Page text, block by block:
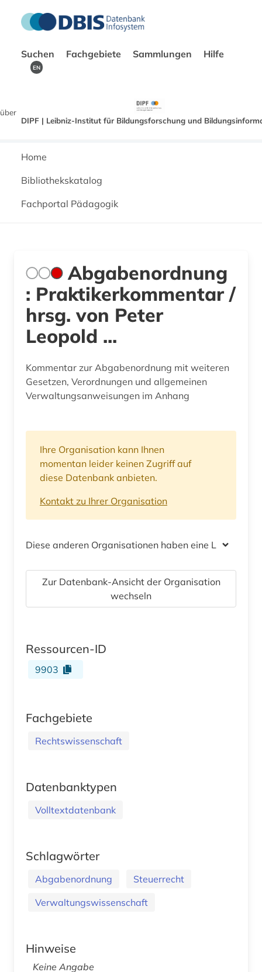
Suchen Fachgebiete Sammlungen Hilfe
EN
DIPF | Leibniz-Institut für Bildungsforschung und
Home
Bibliothekskatalog
Fachportal Pädagogik
Abgabenordnung
: Praktikerkommentar /
hrsg. von Peter
Leopold ...
Kommentar zur Abgabenordnung mit weiteren
Gesetzen, Verordnungen und allgemeinen
Verwaltungsanweisungen im Anhang
Ihre Organisation kann Ihnen
momentan leider keinen Zugriff auf
diese Datenbank anbieten.
Kontakt zu Ihrer Organisation
Diese anderen Organisationen haben eine Lizenz
Zur Datenbank-Ansicht der Organisation
wechseln
Ressourcen-ID
9903
Fachgebiete
Rechtswissenschaft
Datenbanktypen
Volltextdatenbank
Schlagwörter
Abgabenordnung
Steuerrecht
Verwaltungswissenschaft
Hinweise
Keine Angabe